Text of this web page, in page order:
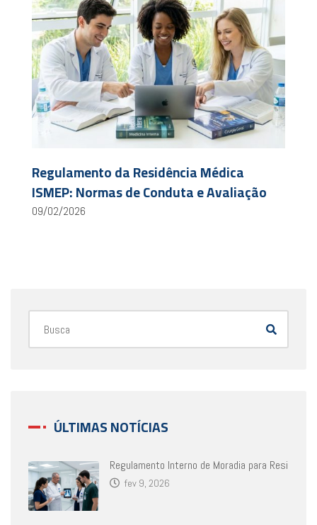
Regulamento da Residência Médica
ISMEP: Normas de Conduta e Avaliação
09/02/2026
ÚLTIMAS NOTÍCIAS
Regulamento Interno de Moradia para Resi
fev 9, 2026